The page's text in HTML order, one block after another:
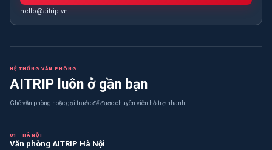
hello@aitrip.vn
HỆ THỐNG VĂN PHÒNG
AITRIP luôn ở gần bạn
Ghé văn phòng hoặc gọi trước để được chuyên viên hỗ trợ nhanh.
01 · HÀ NỘI
Văn phòng AITRIP Hà Nội